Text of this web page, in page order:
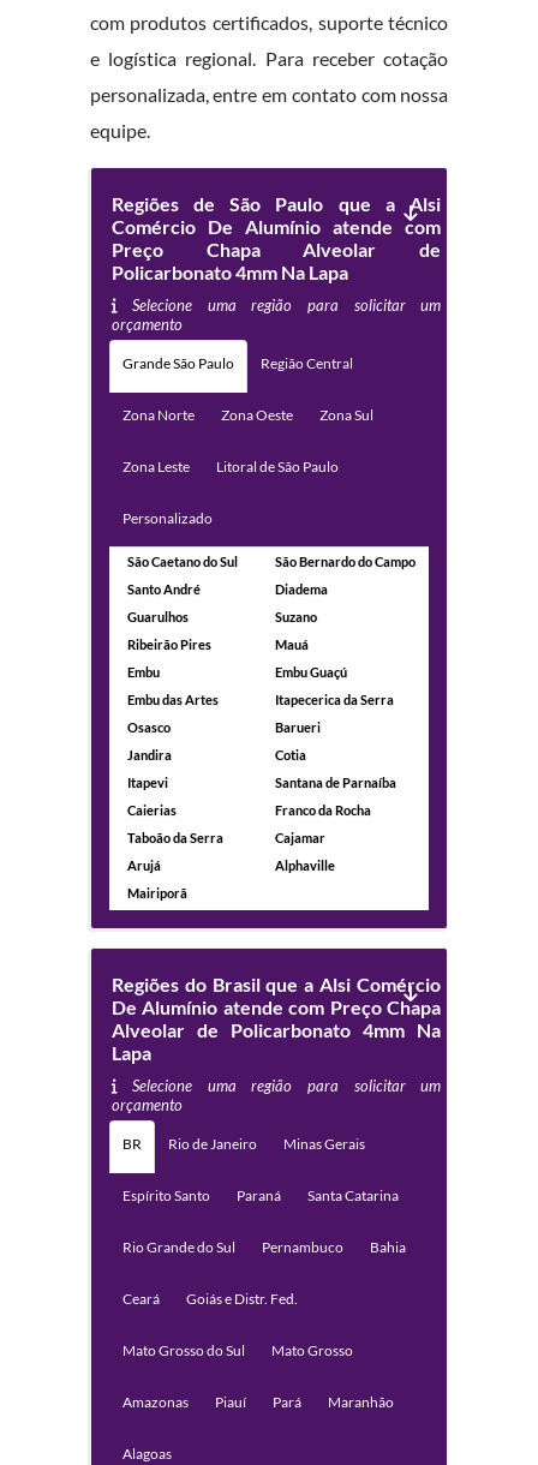
com produtos certificados, suporte técnico
e logística regional. Para receber cotação
personalizada, entre em contato com nossa
equipe.
Regiões de São Paulo que a Alsi
Comércio De Alumínio atende com
Preço Chapa Alveolar de
Policarbonato 4mm Na Lapa
Selecione uma região para solicitar um
orçamento
Grande São Paulo Região Central
Zona Norte Zona Oeste Zona Sul
Zona Leste Litoral de São Paulo
Personalizado
São Caetano do Sul
São Bernardo do Campo
Santo André
Diadema
Guarulhos
Suzano
Ribeirão Pires
Mauá
Embu
Embu Guaçú
Embu das Artes
Itapecerica da Serra
Osasco
Barueri
Jandira
Cotia
Itapevi
Santana de Parnaíba
Caierias
Franco da Rocha
Taboão da Serra
Cajamar
Arujá
Alphaville
Mairiporã
Regiões do Brasil que a Alsi Comércio
De Alumínio atende com Preço Chapa
Alveolar de Policarbonato 4mm Na
Lapa
Selecione uma região para solicitar um
orçamento
BR Rio de Janeiro Minas Gerais
Espírito Santo Paraná Santa Catarina
Rio Grande do Sul Pernambuco Bahia
Ceará Goiás e Distr. Fed.
Mato Grosso do Sul Mato Grosso
Amazonas Piauí Pará Maranhão
Alagoas